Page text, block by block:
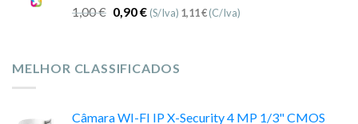
1,00€ 0,90€ (S/Iva) 1,11€(C/Iva)
MELHOR CLASSIFICADOS
Câmara WI-FI IP X-Security 4 MP 1/3" CMOS